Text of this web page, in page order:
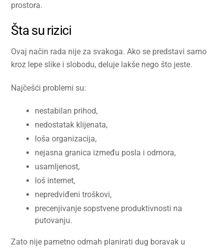
prostora.
Šta su rizici
Ovaj način rada nije za svakoga. Ako se predstavi samo
kroz lepe slike i slobodu, deluje lakše nego što jeste.
Najčešći problemi su:
nestabilan prihod,
nedostatak klijenata,
loša organizacija,
nejasna granica između posla i odmora,
usamljenost,
loš internet,
nepredviđeni troškovi,
precenjivanje sopstvene produktivnosti na
putovanju.
Zato nije pametno odmah planirati dug boravak u